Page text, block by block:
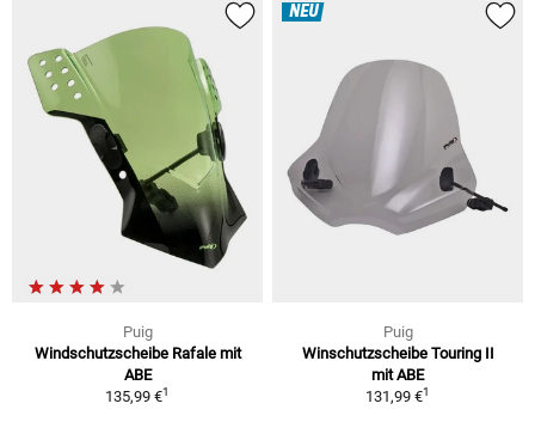
Puig
Windschutzscheibe Rafale mit
ABE
135,99 €1
NEU
Puig
Winschutzscheibe Touring II
mit ABE
131,99 €1